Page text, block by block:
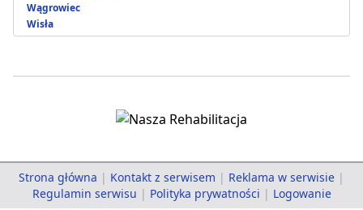
Wągrowiec
Wisła
Strona główna | Kontakt z serwisem | Reklama w serwisie |
Regulamin serwisu | Polityka prywatności | Logowanie